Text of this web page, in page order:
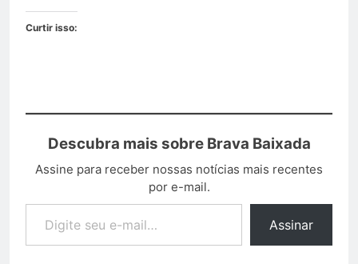
Curtir isso:
Descubra mais sobre Brava Baixada
Assine para receber nossas notícias mais recentes
por e-mail.
Assinar